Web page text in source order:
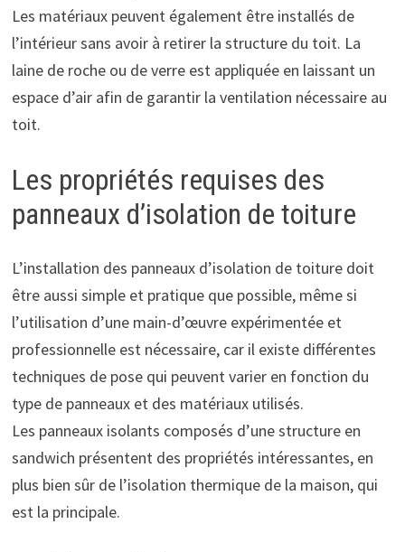
Les matériaux peuvent également être installés de
l’intérieur sans avoir à retirer la structure du toit. La
laine de roche ou de verre est appliquée en laissant un
espace d’air afin de garantir la ventilation nécessaire au
toit.
Les propriétés requises des
panneaux d’isolation de toiture
L’installation des panneaux d’isolation de toiture doit
être aussi simple et pratique que possible, même si
l’utilisation d’une main-d’œuvre expérimentée et
professionnelle est nécessaire, car il existe différentes
techniques de pose qui peuvent varier en fonction du
type de panneaux et des matériaux utilisés.
Les panneaux isolants composés d’une structure en
sandwich présentent des propriétés intéressantes, en
plus bien sûr de l’isolation thermique de la maison, qui
est la principale.